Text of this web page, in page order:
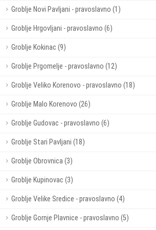
Groblje Novi Pavljani - pravoslavno (1)
Groblje Hrgovljani - pravoslavno (6)
Groblje Kokinac (9)
Groblje Prgomelje - pravoslavno (12)
Groblje Veliko Korenovo - pravoslavno (18)
Groblje Malo Korenovo (26)
Groblje Gudovac - pravoslavno (6)
Groblje Stari Pavljani (18)
Groblje Obrovnica (3)
Groblje Kupinovac (3)
Groblje Velike Sredice - pravoslavno (4)
Groblje Gornje Plavnice - pravoslavno (5)